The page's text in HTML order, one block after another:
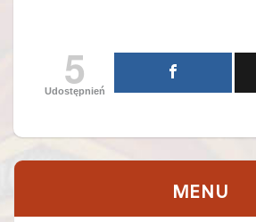
5
Udostępnień
MENU